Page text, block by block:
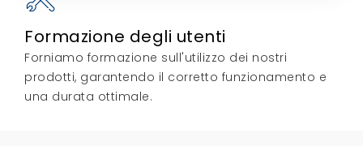
Formazione degli utenti
Forniamo formazione sull'utilizzo dei nostri
prodotti, garantendo il corretto funzionamento e
una durata ottimale.